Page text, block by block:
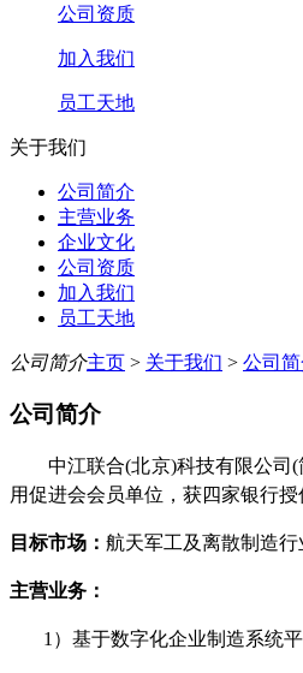
公司资质
加入我们
员工天地
关于我们
公司简介
主营业务
企业文化
公司资质
加入我们
员工天地
公司简介主页 > 关于我们 > 公司
公司简介
中江联合(北京)科技有限公司
用促进会会员单位，获四家银行授
目标市场： 航天军工及离散制造行
主营业务：
1）基于数字化企业制造系统